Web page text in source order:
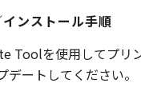
トウエア」を使用もし
はできません。
は、「本ソフトウエ
部を修正、改変、リバ
ンストール手順
Toolを使用してプリ
デートしてください。